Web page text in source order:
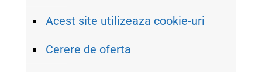
Acest site utilizeaza cookie-uri
Cerere de oferta